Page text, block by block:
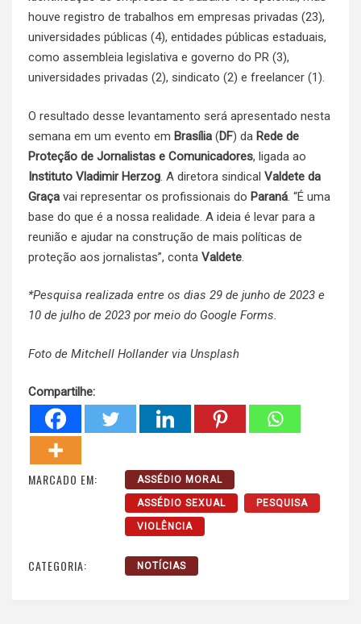
houve registro de trabalhos em empresas privadas (23),
universidades públicas (4), entidades públicas estaduais,
como assembleia legislativa e governo do PR (3),
universidades privadas (2), sindicato (2) e freelancer (1).
O resultado desse levantamento será apresentado nesta
semana em um evento em Brasília (DF) da Rede de
Proteção de Jornalistas e Comunicadores, ligada ao
Instituto Vladimir Herzog . A diretora sindical Valdete da
Graça vai representar os profissionais do Paraná . “É uma
base do que é a nossa realidade. A ideia é levar para a
reunião e ajudar na construção de mais políticas de
proteção aos jornalistas”, conta Valdete
*Pesquisa realizada entre os dias 29 de junho de 2023 e
10 de julho de 2023 por meio do Google Forms.
Foto de Mitchell Hollander via Unsplash
Compartilhe:
MARCADO EM: ASSÉDIO MORAL
ASSÉDIO SEXUAL PESQUISA
VIOLÊNCIA
CATEGORIA: NOTÍCIAS